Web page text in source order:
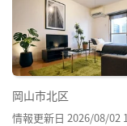
岡山市北区
情報更新日 2026/08/02